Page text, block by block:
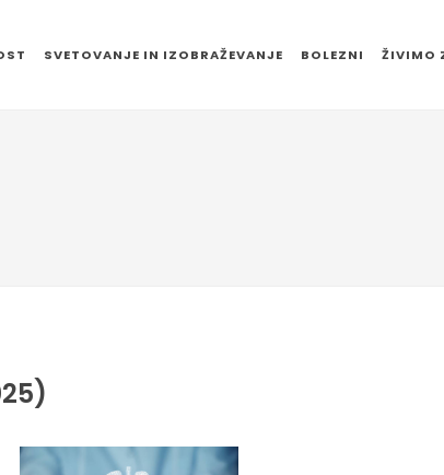
SVETOVANJE IN IZOBRAŽEVANJE BOLEZNI ŽIVIMO